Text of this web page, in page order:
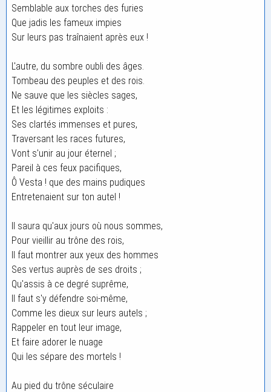
Semblable aux torches des furies
Que jadis les fameux impies
Sur leurs pas traînaient après eux !
L'autre, du sombre oubli des âges.
Tombeau des peuples et des rois.
Ne sauve que les siècles sages,
Et les légitimes exploits :
Ses clartés immenses et pures,
Traversant les races futures,
Vont s'unir au jour éternel ;
Pareil à ces feux pacifiques,
Ô Vesta ! que des mains pudiques
Entretenaient sur ton autel !
Il saura qu'aux jours où nous sommes,
Pour vieillir au trône des rois,
Il faut montrer aux yeux des hommes
Ses vertus auprès de ses droits ;
Qu'assis à ce degré suprême,
Il faut s'y défendre soi-même,
Comme les dieux sur leurs autels ;
Rappeler en tout leur image,
Et faire adorer le nuage
Qui les sépare des mortels !
Au pied du trône séculaire